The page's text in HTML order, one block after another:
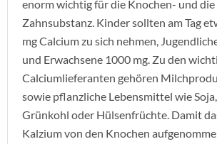
enorm wichtig für die Knochen- und die
Zahnsubstanz. Kinder sollten am Tag
mg Calcium zu sich nehmen,
und Erwachsene 1000 mg. Zu den
Calciumlieferanten gehören
sowie pflanzliche Lebensmittel wie Soja,
Grünkohl oder Hülsenfrüchte. Damit
Kalzium von den Knochen